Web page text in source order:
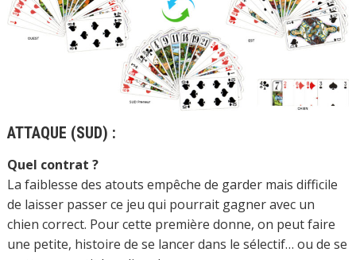
ATTAQUE (SUD) :
Quel contrat ?
La faiblesse des atouts empêche de garder mais difficile
de laisser passer ce jeu qui pourrait gagner avec un
chien correct. Pour cette première donne, on peut faire
une petite, histoire de se lancer dans le sélectif… ou de se